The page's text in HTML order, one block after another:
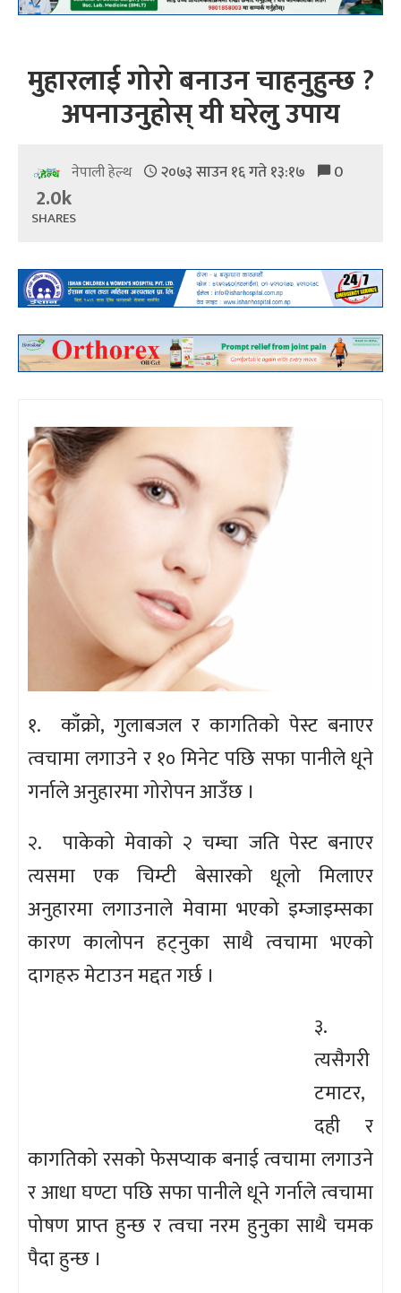
मुहारलाई गोरो बनाउन चाहनुहुन्छ ?
अपनाउनुहोस् यी घरेलु उपाय
नेपाली हेल्थ २०७३ साउन १६ गते १३:१७ 0
2.0k
SHARES
१. काँक्रो, गुलाबजल र कागतिको पेस्ट बनाएर
त्वचामा लगाउने र १० मिनेट पछि सफा पानीले धूने
गर्नाले अनुहारमा गोरोपन आउँछ ।
२. पाकेको मेवाको २ चम्चा जति पेस्ट बनाएर
त्यसमा एक चिम्टी बेसारको धूलो मिलाएर
अनुहारमा लगाउनाले मेवामा भएको इम्जाइम्सका
कारण कालोपन हट्नुका साथै त्वचामा भएको
दागहरु मेटाउन मद्दत गर्छ ।
३.
त्यसैगरी
टमाटर,
दही र
कागतिको रसको फेसप्याक बनाई त्वचामा लगाउने
र आधा घण्टा पछि सफा पानीले धूने गर्नाले त्वचामा
पोषण प्राप्त हुन्छ र त्वचा नरम हुनुका साथै चमक
पैदा हुन्छ ।